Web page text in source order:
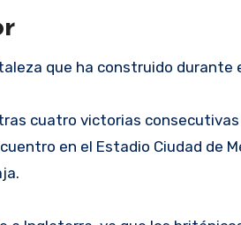
que ha construido durante
cuatro victorias consecutivas
en el Estadio Ciudad de